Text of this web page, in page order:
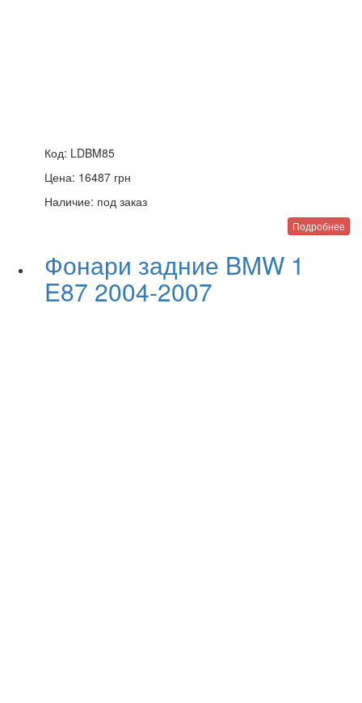
Код: LDBM85
Цена: 16487 грн
Наличие: под заказ
Подробнее
Фонари задние BMW 1
E87 2004-2007